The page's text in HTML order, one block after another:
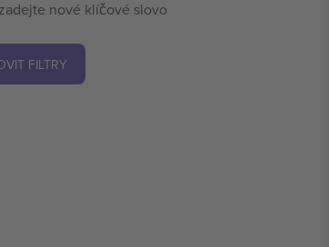
nové klíčové slovo
FILTRY